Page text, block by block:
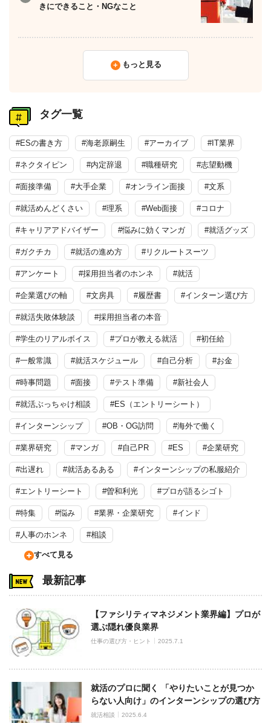
きにできること・NGなこと
もっと見る
タグ一覧
#ESの書き方 #海老原嗣生 #アーカイブ #IT業界
#ネクタイピン #内定辞退 #職種研究 #志望動機
#面接準備 #大手企業 #オンライン面接 #文系
#就活めんどくさい #理系 #Web面接 #コロナ
#キャリアアドバイザー #悩みに効くマンガ #就活グッズ
#ガクチカ #就活の進め方 #リクルートスーツ
#アンケート #採用担当者のホンネ #就活
#企業選びの軸 #文房具 #履歴書 #インターン選び方
#就活失敗体験談 #採用担当者の本音
#学生のリアルボイス #プロが教える就活 #初任給
#一般常識 #就活スケジュール #自己分析 #お金
#時事問題 #面接 #テスト準備 #新社会人
#就活ぶっちゃけ相談 #ES（エントリーシート）
#インターンシップ #OB・OG訪問 #海外で働く
#業界研究 #マンガ #自己PR #ES #企業研究
#出遅れ #就活あるある #インターンシップの私服紹介
#エントリーシート #曽和利光 #プロが語るシゴト
#特集 #悩み #業界・企業研究 #インド
#人事のホンネ #相談
すべて見る
最新記事
【ファシリティマネジメント業界編】プロが
選ぶ隠れ優良業界
仕事の選び方・ヒント 2025.7.1
就活のプロに聞く 「やりたいことが見つか
らない人向け」のインターンシップの選び方
就活相談 2025.6.4